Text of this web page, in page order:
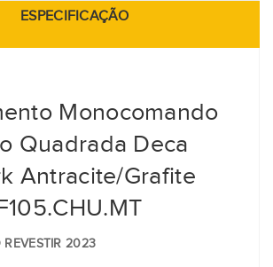
ESPECIFICAÇÃO
Monocomando
Quadrada Deca
Antracite/Grafite
REVESTIR 2023